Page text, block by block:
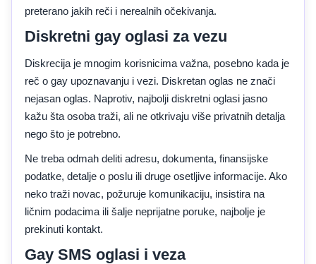
preterano jakih reči i nerealnih očekivanja.
Diskretni gay oglasi za vezu
Diskrecija je mnogim korisnicima važna, posebno kada je
reč o gay upoznavanju i vezi. Diskretan oglas ne znači
nejasan oglas. Naprotiv, najbolji diskretni oglasi jasno
kažu šta osoba traži, ali ne otkrivaju više privatnih detalja
nego što je potrebno.
Ne treba odmah deliti adresu, dokumenta, finansijske
podatke, detalje o poslu ili druge osetljive informacije. Ako
neko traži novac, požuruje komunikaciju, insistira na
ličnim podacima ili šalje neprijatne poruke, najbolje je
prekinuti kontakt.
Gay SMS oglasi i veza